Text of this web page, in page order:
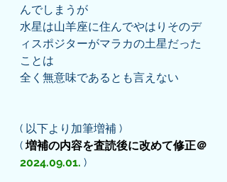
んでしまうが
水星は山羊座に住んでやはりそのデ
ィスポジターがマラカの土星だった
ことは
全く無意味であるとも言えない
( 以下より加筆増補 )
( 増補の内容を査読後に改めて修正＠
2024.09.01. )